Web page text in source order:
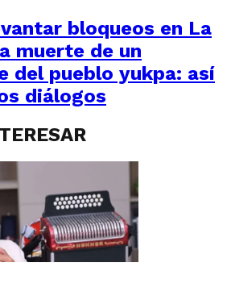
bloqueos en La
muerte de un
del pueblo yukpa: así
diálogos